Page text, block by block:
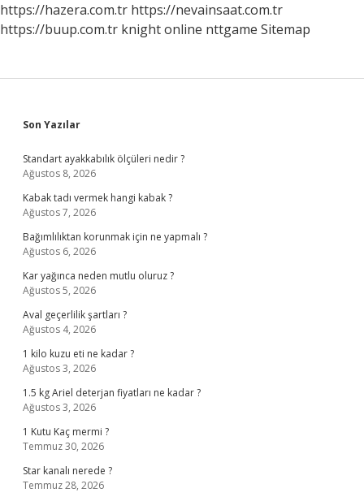
https://hazera.com.tr https://nevainsaat.com.tr
https://buup.com.tr knight online nttgame Sitemap
Sidebar
Son Yazılar
Standart ayakkabılık ölçüleri nedir ?
Ağustos 8, 2026
Kabak tadı vermek hangi kabak ?
Ağustos 7, 2026
Bağımlılıktan korunmak için ne yapmalı ?
Ağustos 6, 2026
Kar yağınca neden mutlu oluruz ?
Ağustos 5, 2026
Aval geçerlilik şartları ?
Ağustos 4, 2026
1 kilo kuzu eti ne kadar ?
Ağustos 3, 2026
1.5 kg Ariel deterjan fiyatları ne kadar ?
Ağustos 3, 2026
1 Kutu Kaç mermi ?
Temmuz 30, 2026
Star kanalı nerede ?
Temmuz 28, 2026